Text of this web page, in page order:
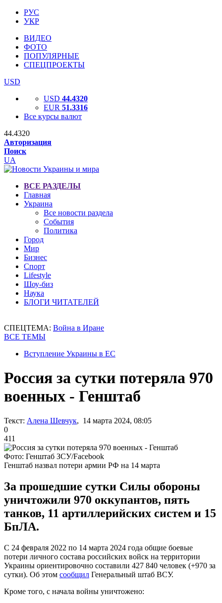
РУС
УКР
ВИДЕО
ФОТО
ПОПУЛЯРНЫЕ
СПЕЦПРОЕКТЫ
USD
USD 44.4320
EUR 51.3316
Все курсы валют
44.4320
Авторизация
Поиск
UA
ВСЕ РАЗДЕЛЫ
Главная
Украина
Все новости раздела
События
Политика
Город
Мир
Бизнес
Спорт
Lifestyle
Шоу-биз
Наука
БЛОГИ ЧИТАТЕЛЕЙ
СПЕЦТЕМА: Война в Иране
ВСЕ ТЕМЫ
Вступление Украины в ЕС
Россия за сутки потеряла 970
военных - Генштаб
Текст: Алена Шевчук, 14 марта 2024, 08:05
0
411
Фото: Генштаб ЗСУ/Facebook
Генштаб назвал потери армии РФ на 14 марта
За прошедшие сутки Силы обороны
уничтожили 970 оккупантов, пять
танков, 11 артиллерийских систем и 15
БпЛА.
С 24 февраля 2022 по 14 марта 2024 года общие боевые
потери личного состава российских войск на территории
Украины ориентировочно составили 427 840 человек (+970 за
сутки). Об этом сообщил Генеральный штаб ВСУ.
Кроме того, с начала войны уничтожено: